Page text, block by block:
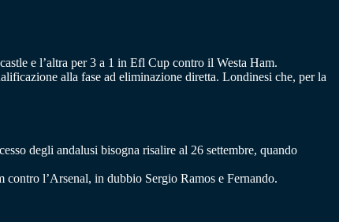
e l’altra per 3 a 1 in Efl Cup contro il Westa Ham.
alla fase ad eliminazione diretta. Londinesi che, per la
degli andalusi bisogna risalire al 26 settembre, quando
l’Arsenal, in dubbio Sergio Ramos e Fernando.